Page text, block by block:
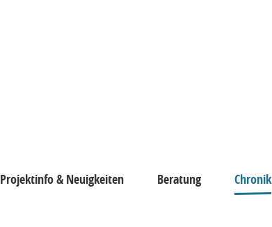
Projektinfo & Neuigkeiten Beratung Chronik